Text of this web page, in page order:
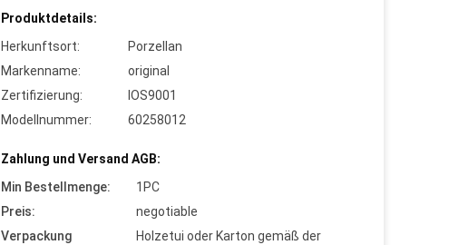
Produktdetails:
Herkunftsort:
Porzellan
Markenname:
original
Zertifizierung:
IOS9001
Modellnummer:
60258012
Zahlung und Versand AGB:
Min Bestellmenge:
1PC
Preis:
negotiable
Verpackung
Holzetui oder Karton gemäß der